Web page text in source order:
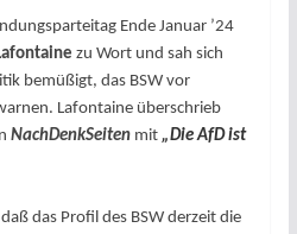
Ende Januar ’24
zu Wort und sah sich
bemüßigt, das BSW vor
Lafontaine überschrieb
NachDenkSeitenmit „Die AfD ist
das Profil des BSW derzeit die